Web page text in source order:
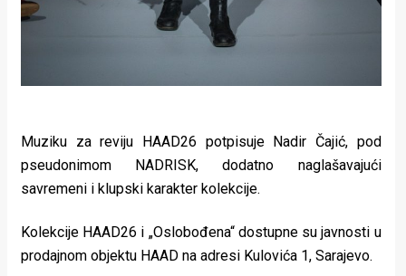
Muziku za reviju HAAD26 potpisuje Nadir Čajić, pod
pseudonimom NADRISK, dodatno naglašavajući
savremeni i klupski karakter kolekcije.
Kolekcije HAAD26 i „Oslobođena“ dostupne su javnosti u
prodajnom objektu HAAD na adresi Kulovića 1, Sarajevo.